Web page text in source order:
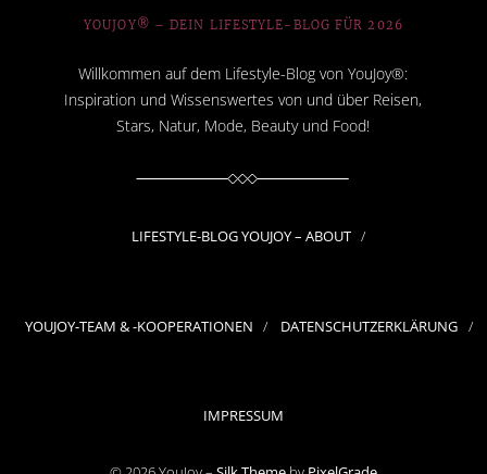
YOUJOY® – DEIN LIFESTYLE-BLOG FÜR 2026
Willkommen auf dem Lifestyle-Blog von YouJoy®:
Inspiration und Wissenswertes von und über Reisen,
Stars, Natur, Mode, Beauty und Food!
LIFESTYLE-BLOG YOUJOY – ABOUT
YOUJOY-TEAM & -KOOPERATIONEN DATENSCHUTZERKLÄRUNG
IMPRESSUM